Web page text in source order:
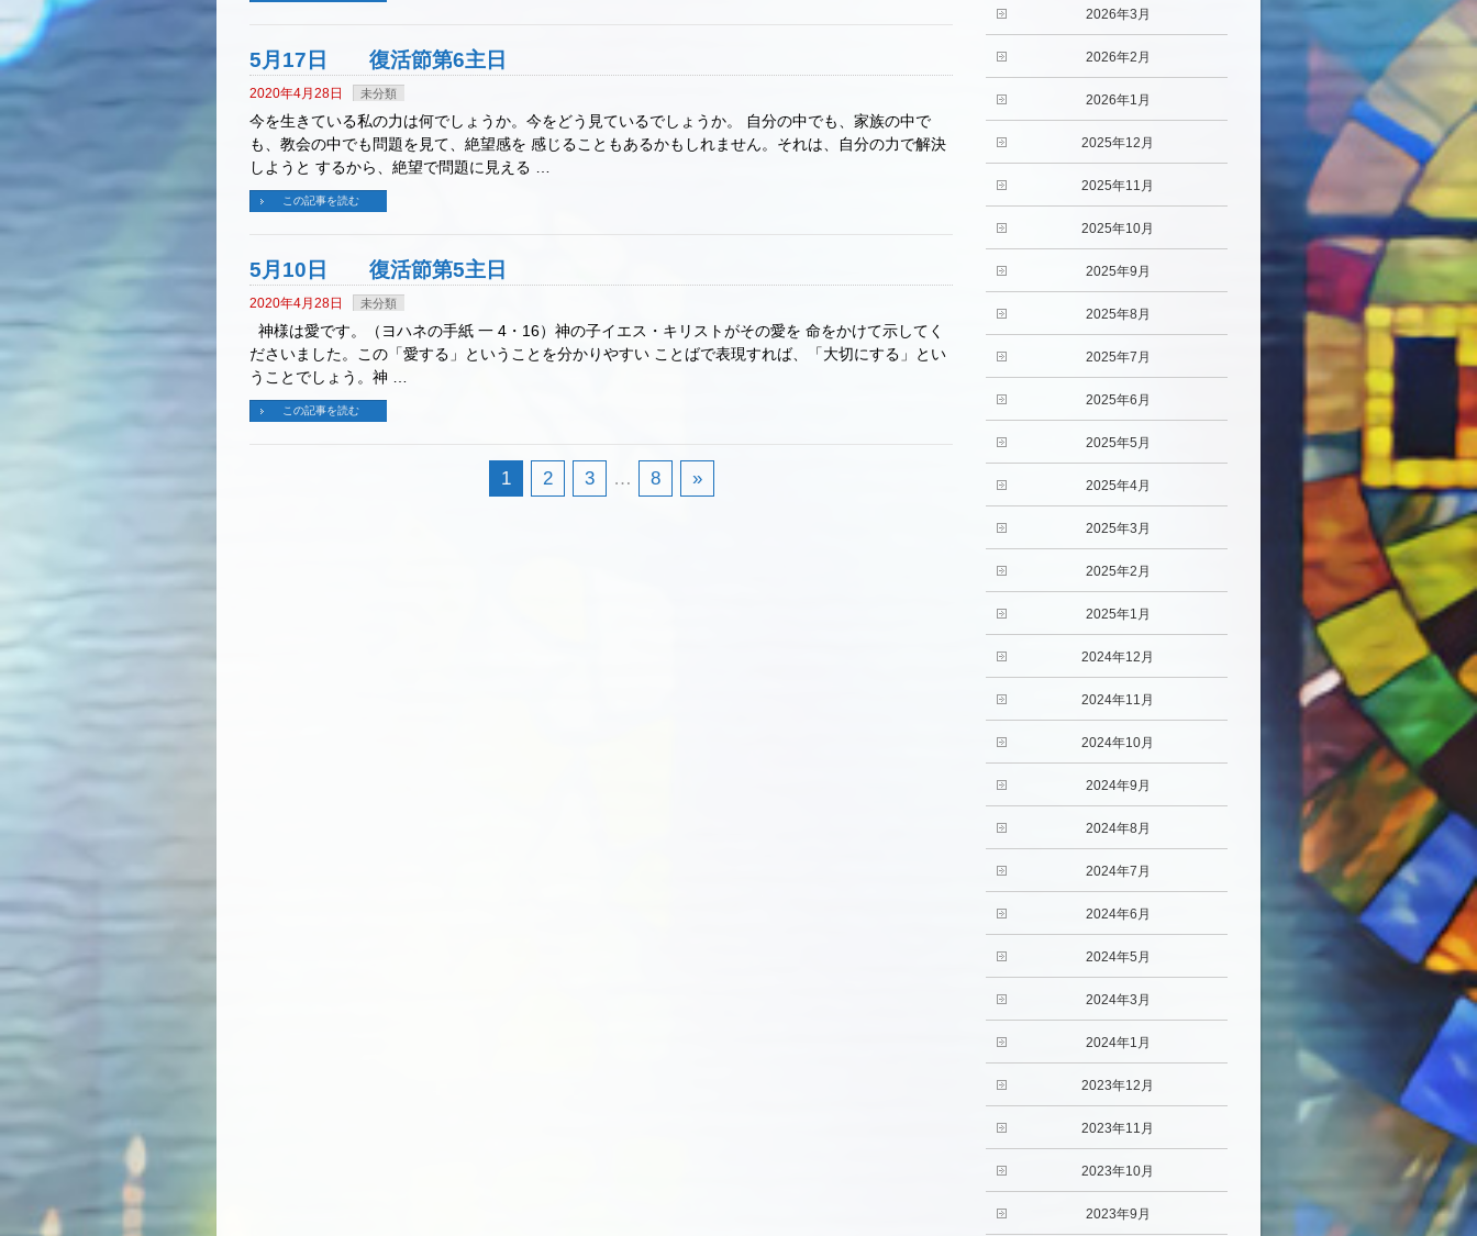
5月17日 復活節第6主日
2020年4月28日 未分類
今を生きている私の力は何でしょうか。今をどう見ているでしょうか。 自分の中でも、家族の中で
も、教会の中でも問題を見て、絶望感を 感じることもあるかもしれません。それは、自分の力で解決
しようと するから、絶望で問題に見える …
この記事を読む
5月10日 復活節第5主日
2020年4月28日 未分類
神様は愛です。（ヨハネの手紙 一 4・16）神の子イエス・キリストがその愛を 命をかけて示してく
ださいました。この「愛する」ということを分かりやすい ことばで表現すれば、「大切にする」とい
うことでしょう。神 …
この記事を読む
1 2 3 … 8 »
2026年3月
2026年2月
2026年1月
2025年12月
2025年11月
2025年10月
2025年9月
2025年8月
2025年7月
2025年6月
2025年5月
2025年4月
2025年3月
2025年2月
2025年1月
2024年12月
2024年11月
2024年10月
2024年9月
2024年8月
2024年7月
2024年6月
2024年5月
2024年3月
2024年1月
2023年12月
2023年11月
2023年10月
2023年9月